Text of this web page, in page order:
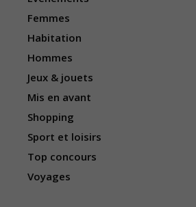
Femmes
Habitation
Hommes
Jeux & jouets
Mis en avant
Shopping
Sport et loisirs
Top concours
Voyages